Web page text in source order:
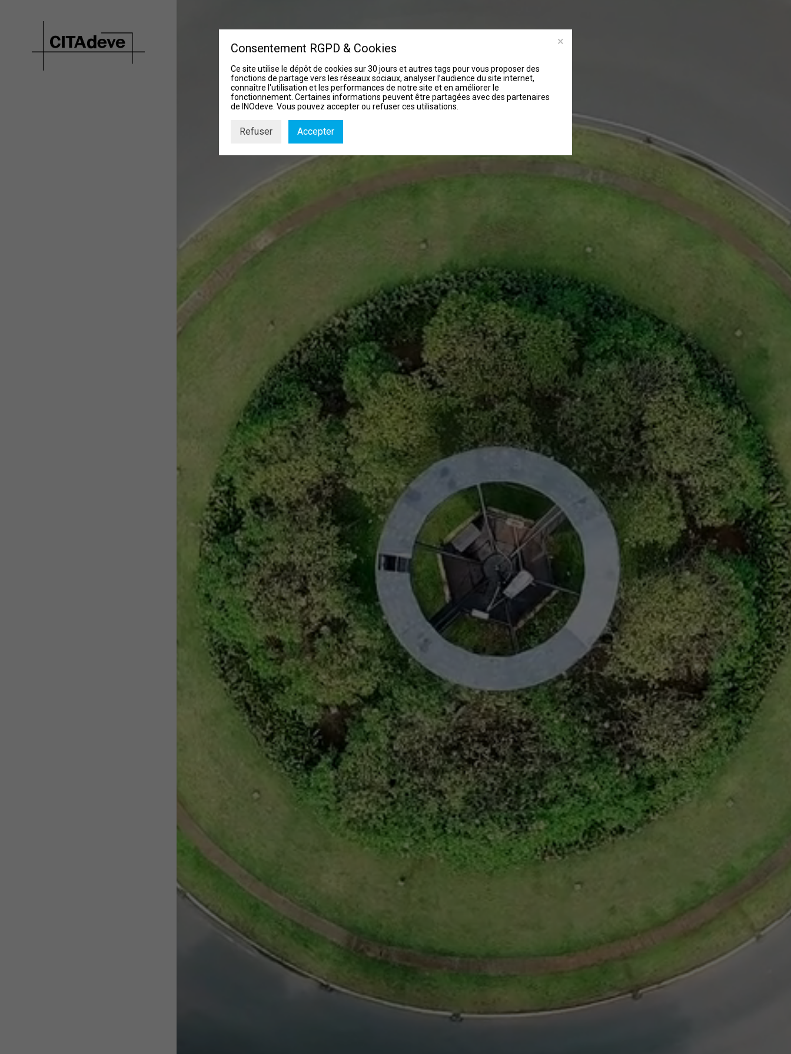
Consentement RGPD & Cookies
Ce site utilise le dépôt de cookies sur 30 jours et autres tags pour vous proposer des
fonctions de partage vers les réseaux sociaux, analyser l’audience du site internet,
connaître l'utilisation et les performances de notre site et en améliorer le
fonctionnement. Certaines informations peuvent être partagées avec des partenaires
de INOdeve. Vous pouvez accepter ou refuser ces utilisations.
Refuser Accepter